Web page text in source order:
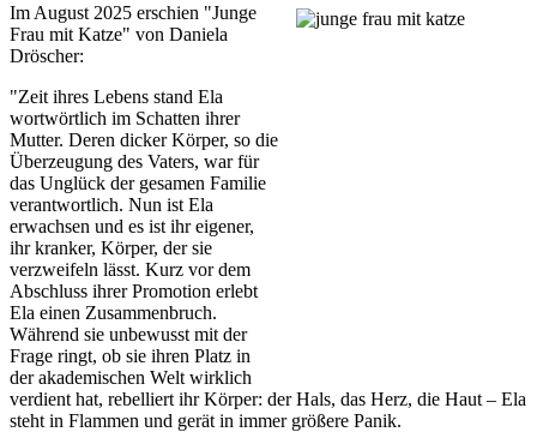
Im August 2025 erschien "Junge
Frau mit Katze" von Daniela
Dröscher:
"Zeit ihres Lebens stand Ela
wortwörtlich im Schatten ihrer
Mutter. Deren dicker Körper, so die
Überzeugung des Vaters, war für
das Unglück der gesamen Familie
verantwortlich. Nun ist Ela
erwachsen und es ist ihr eigener,
ihr kranker, Körper, der sie
verzweifeln lässt. Kurz vor dem
Abschluss ihrer Promotion erlebt
Ela einen Zusammenbruch.
Während sie unbewusst mit der
Frage ringt, ob sie ihren Platz in
der akademischen Welt wirklich
verdient hat, rebelliert ihr Körper: der Hals, das Herz, die Haut – Ela
steht in Flammen und gerät in immer größere Panik.